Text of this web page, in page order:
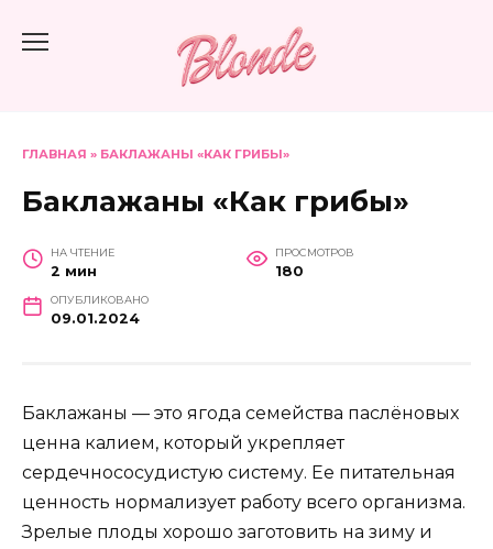
ГЛАВНАЯ » БАКЛАЖАНЫ «КАК ГРИБЫ»
Баклажаны «Как грибы»
НА ЧТЕНИЕ
2 мин
ПРОСМОТРОВ
180
ОПУБЛИКОВАНО
09.01.2024
Баклажаны — это ягода семейства паслёновых
ценна калием, который укрепляет
сердечнососудистую систему. Ее питательная
ценность нормализует работу всего организма.
Зрелые плоды хорошо заготовить на зиму и